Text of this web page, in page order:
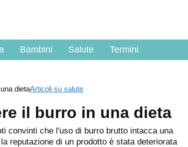
Bambini Salute Termini
dietaArticoli su salute
il burro in una dieta
convinti che l'uso di burro brutto intacca una
reputazione di un prodotto è stata deteriorata